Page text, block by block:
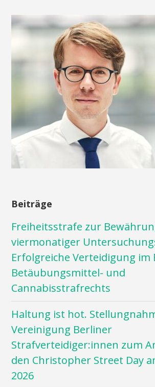
Beiträge
Freiheitsstrafe zur
viermonatiger
Erfolgreiche Verteidigung im
Betäubungsmittel- und
Cannabisstrafrechts
Haltung ist hot.
Vereinigung Berliner
Strafverteidiger:innen zum
den Christopher Street Day
2026